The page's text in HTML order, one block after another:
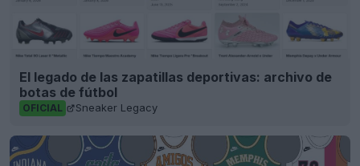
El legado de las zapatillas deportivas: archivo de
botas de fútbol
OFICIAL Sneaker Legacy